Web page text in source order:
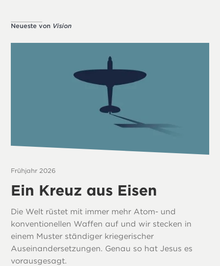
Neueste von Vision
Frühjahr 2026
Ein Kreuz aus Eisen
Die Welt rüstet mit immer mehr Atom- und
konventionellen Waffen auf und wir stecken in
einem Muster ständiger kriegerischer
Auseinandersetzungen. Genau so hat Jesus es
vorausgesagt.